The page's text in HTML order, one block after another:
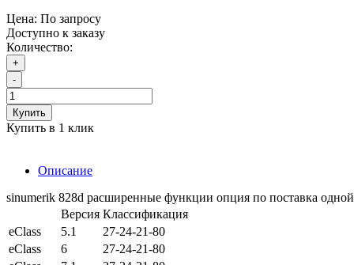
Цена: По запросу
Доступно к заказу
Количество:
+
-
Купить
Купить в 1 клик
Описание
sinumerik 828d расширенные функции опция по поставка
Версия Классификация
eClass
5.1
27-24-21-80
eClass
6
27-24-21-80